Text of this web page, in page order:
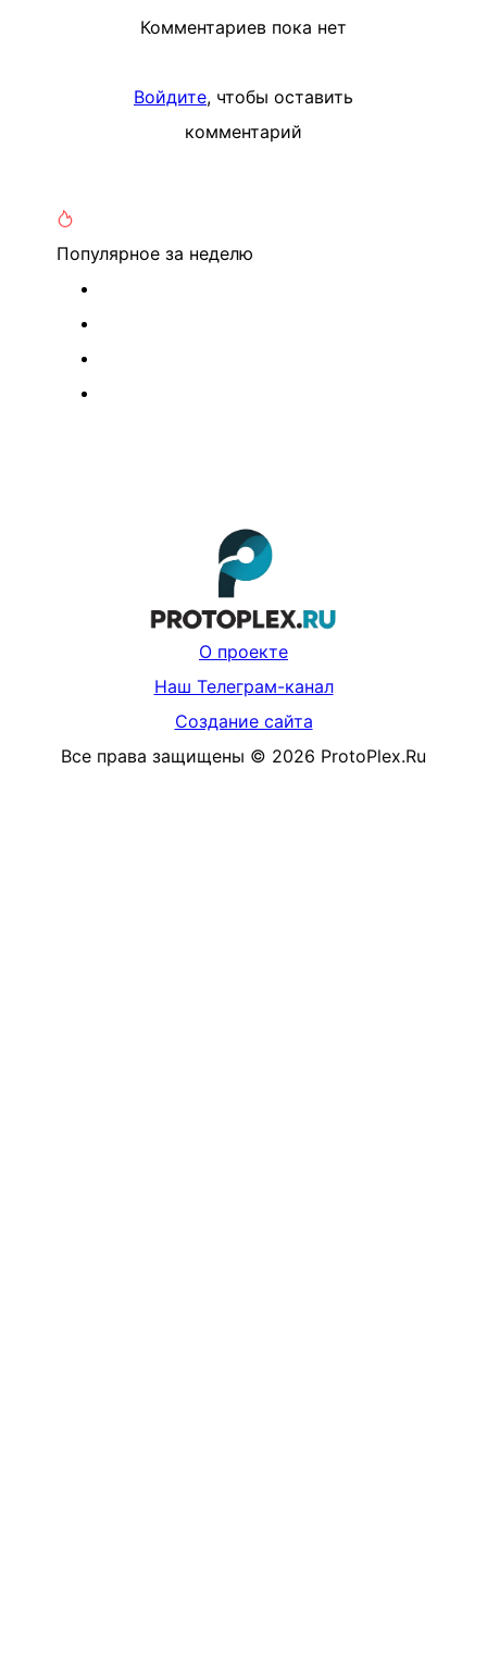
Комментариев пока нет
Войдите, чтобы оставить
комментарий
Популярное за неделю
О проекте
Наш Телеграм-канал
Создание сайта
Все права защищены © 2026 ProtoPlex.Ru